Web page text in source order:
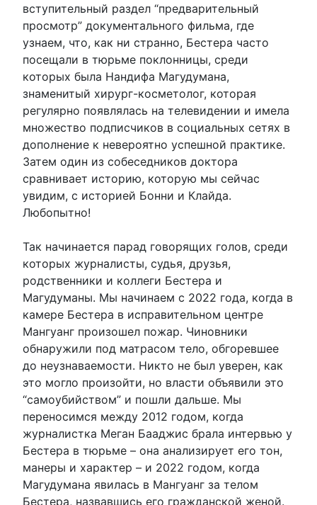
вступительный раздел “предварительный
просмотр” документального фильма, где
узнаем, что, как ни странно, Бестера часто
посещали в тюрьме поклонницы, среди
которых была Нандифа Магудумана,
знаменитый хирург-косметолог, которая
регулярно появлялась на телевидении и имела
множество подписчиков в социальных сетях в
дополнение к невероятно успешной практике.
Затем один из собеседников доктора
сравнивает историю, которую мы сейчас
увидим, с историей Бонни и Клайда.
Любопытно!
Так начинается парад говорящих голов, среди
которых журналисты, судья, друзья,
родственники и коллеги Бестера и
Магудуманы. Мы начинаем с 2022 года, когда в
камере Бестера в исправительном центре
Мангуанг произошел пожар. Чиновники
обнаружили под матрасом тело, обгоревшее
до неузнаваемости. Никто не был уверен, как
это могло произойти, но власти объявили это
“самоубийством” и пошли дальше. Мы
переносимся между 2012 годом, когда
журналистка Меган Бааджис брала интервью у
Бестера в тюрьме – она анализирует его тон,
манеры и характер – и 2022 годом, когда
Магудумана явилась в Мангуанг за телом
Бестера, назвавшись его гражданской женой.